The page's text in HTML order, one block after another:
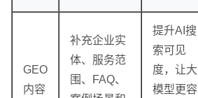
GEO
内容
补充企业实
体、服务范
围、FAQ、
提升AI搜
索可见
度，让大
模型更容